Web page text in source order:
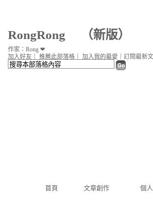
RongRong （新版）
首頁 文章創作 個
加入好友 推薦此部落格 加入我的最愛 訂閱最新
作家：Rong ❤